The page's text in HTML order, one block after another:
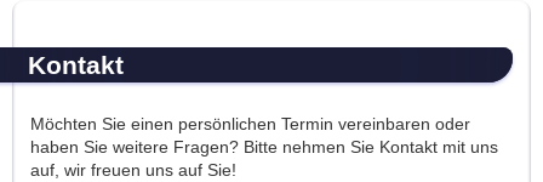
Kontakt
Möchten Sie einen persönlichen Termin vereinbaren oder
haben Sie weitere Fragen? Bitte nehmen Sie Kontakt mit uns
auf, wir freuen uns auf Sie!